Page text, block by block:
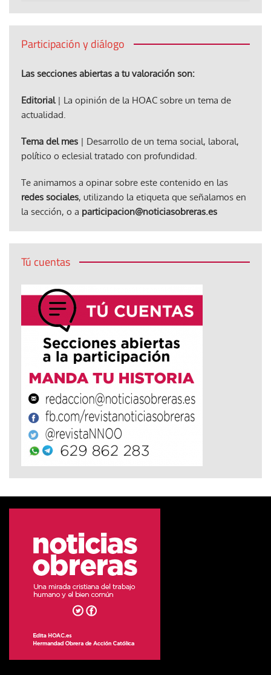
Participación y diálogo
Las secciones abiertas a tu valoración son:
Editorial| La opinión de la HOAC sobre un tema de
actualidad.
Tema del mes | Desarrollo de un tema social, laboral,
político o eclesial tratado con profundidad.
Te animamos a opinar sobre este contenido en las
redes sociales, utilizando la etiqueta que señalamos en
la sección, o a participacion@noticiasobreras.es
Tú cuentas